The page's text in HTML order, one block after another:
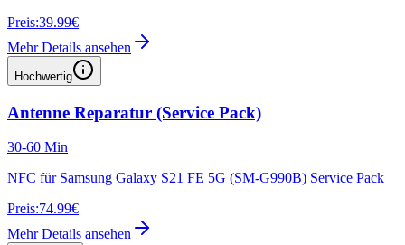
Preis:39.99€
Mehr Details ansehen
Hochwertig
Antenne Reparatur (Service Pack)
30-60 Min
NFC für Samsung Galaxy S21 FE 5G (SM-G990B) Service Pack
Preis:74.99€
Mehr Details ansehen